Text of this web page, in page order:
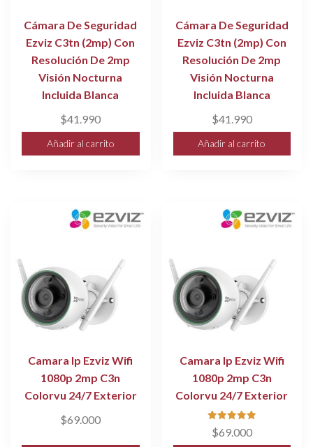
Cámara De Seguridad
Ezviz C3tn (2mp) Con
Resolución De 2mp
Visión Nocturna
Incluida Blanca
$41.990
Añadir al carrito
Cámara De Seguridad
Ezviz C3tn (2mp) Con
Resolución De 2mp
Visión Nocturna
Incluida Blanca
$41.990
Añadir al carrito
Camara Ip Ezviz Wifi
1080p 2mp C3n
Colorvu 24/7 Exterior
$69.000
Camara Ip Ezviz Wifi
1080p 2mp C3n
Colorvu 24/7 Exterior
Valorado
con
5.00
$69.000